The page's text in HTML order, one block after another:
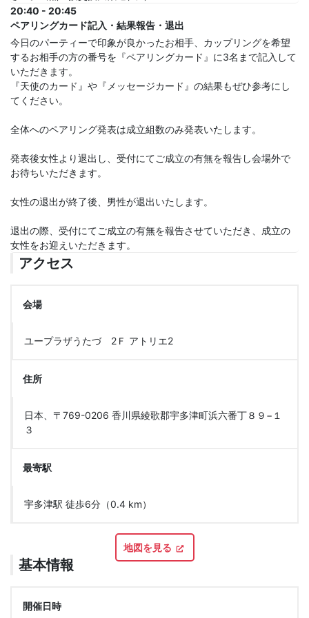
20:40 - 20:45
ペアリングカード記入・結果報告・退出
今日のパーティーで印象が良かったお相手、カップリングを希望
するお相手の方の番号を『ペアリングカード』に3名まで記入して
いただきます。
『天使のカード』や『メッセージカード』の結果もぜひ参考にし
てください。
全体へのペアリング発表は成立組数のみ発表いたします。
発表後女性より退出し、受付にてご成立の有無を報告し会場外で
お待ちいただきます。
女性の退出が終了後、男性が退出いたします。
退出の際、受付にてご成立の有無を報告させていただき、成立の
女性をお迎えいただきます。
アクセス
会場
ユープラザうたづ 2Ｆ アトリエ2
住所
日本、〒769-0206 香川県綾歌郡宇多津町浜六番丁８９−１
３
最寄駅
宇多津駅 徒歩6分（0.4 km）
地図を見る
基本情報
開催日時